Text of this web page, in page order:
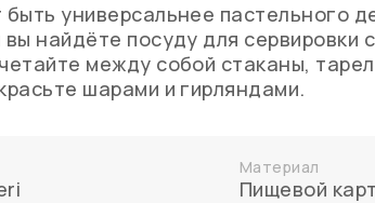
универсальнее пастельного
вы найдёте посуду для сервировки
между собой стаканы,
шарами и гирляндами.
Материал
Пищевой